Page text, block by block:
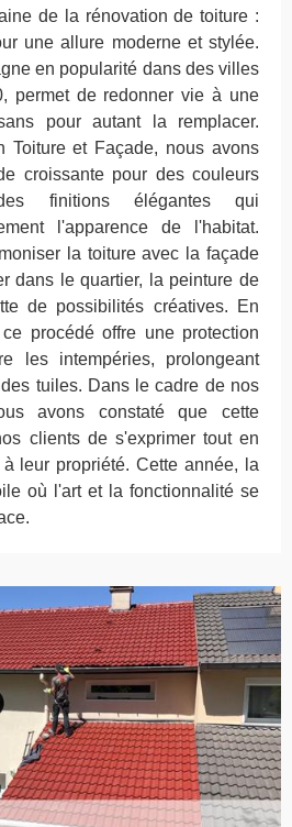
de la rénovation de toiture :
une allure moderne et stylée.
en popularité dans des villes
permet de redonner vie à une
pour autant la remplacer.
Toiture et Façade, nous avons
croissante pour des couleurs
finitions élégantes qui
l'apparence de l'habitat.
la toiture avec la façade
dans le quartier, la peinture de
de possibilités créatives. En
procédé offre une protection
les intempéries, prolongeant
tuiles. Dans le cadre de nos
avons constaté que cette
clients de s'exprimer tout en
leur propriété. Cette année, la
où l'art et la fonctionnalité se